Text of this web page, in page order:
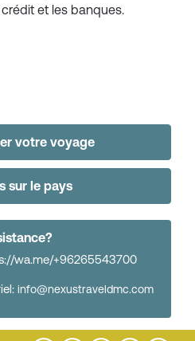
et les banques.
votre voyage
sur le pays
wa.me/+96265543700
info@nexustraveldmc.com